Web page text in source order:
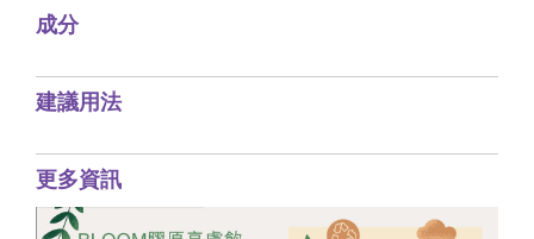
成分
建議用法
更多資訊